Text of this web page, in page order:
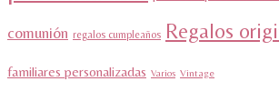
comunión regalos cumpleaños Regalos
familiares personalizadas Varios Vintage